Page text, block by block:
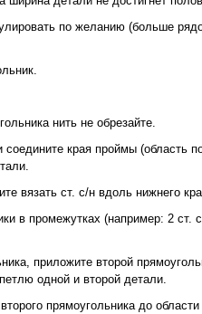
по желанию (больше
нить не обрезайте.
края проймы (область
вязать ст. с/н вдоль нижнего
в промежутках (например: 2 ст.
приложите второй
одной и второй детали.
прямоугольника до